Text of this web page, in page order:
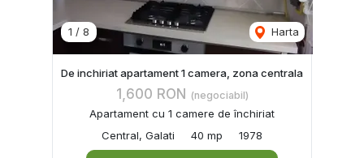
1 / 8 Harta
De inchiriat apartament 1 camera, zona centrala
1,600 RON (negociabil)
Apartament cu 1 camere de închiriat
Central, Galati
40 mp 1978